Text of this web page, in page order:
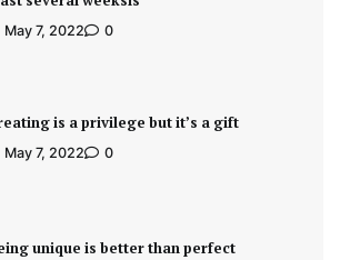
May 7, 2022 0
is a privilege but it’s a gift
May 7, 2022 0
unique is better than perfect